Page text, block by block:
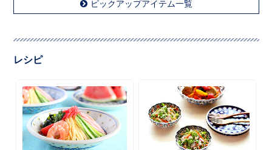
ピックアップアイテム一覧
レシピ